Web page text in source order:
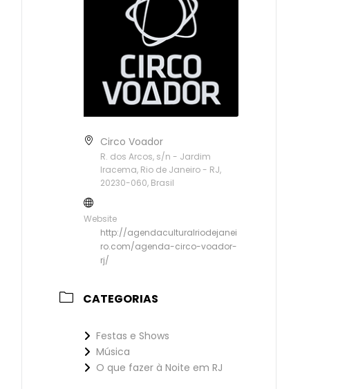
Circo Voador
R. dos Arcos, s/n - Jardim
Iracema, Rio de Janeiro - RJ,
20230-060, Brasil
Website
http://agendaculturalriodejanei
ro.com/agenda-circo-voador-
rj/
CATEGORIAS
Festas e Shows
Música
O que fazer à Noite em RJ